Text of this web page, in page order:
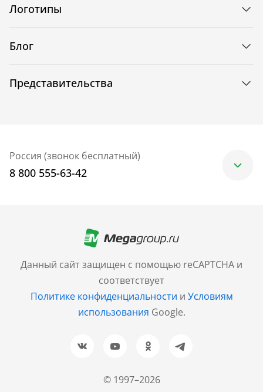
© 1997–2026
Данный сайт защищен с помощью reCAPTCHA и
соответствует
Политике конфиденциальности и Условиям
использования Google.
Логотипы
Блог
Представительства
Россия (звонок бесплатный)
8 800 555-63-42
+7 (499) 705-30-10
Санкт-Петербург
+7 (812) 600-77-33
Барнаул
+7 (961) 999-93-93
Новосибирск